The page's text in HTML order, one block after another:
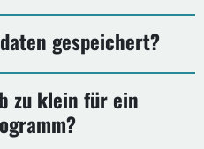
gespeichert?
zu klein für ein